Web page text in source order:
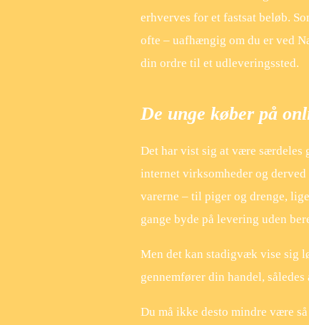
erhverves for et fastsat beløb.
ofte – uafhængig om du er ved
din ordre til et udleveringssted.
De unge køber på
Det har vist sig at være særdeles
internet virksomheder og
varerne – til piger og drenge,
gange byde på levering uden
Men det kan stadigvæk vise sig
gennemfører din handel,
Du må ikke desto mindre være